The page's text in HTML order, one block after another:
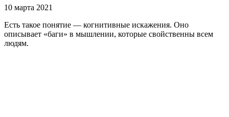
10 марта 2021
Есть такое понятие — когнитивные искажения. Оно
описывает «баги» в мышлении, которые свойственны всем
людям.